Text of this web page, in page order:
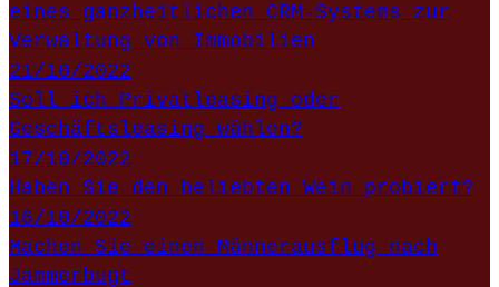
eines ganzheitlichen CRM-Systems zur
Verwaltung von Immobilien
21/10/2022
Soll ich Privatleasing oder
Geschäftsleasing wählen?
17/10/2022
Haben Sie den beliebten Wein probiert?
16/10/2022
Machen Sie einen Männerausflug nach
Jammerbugt